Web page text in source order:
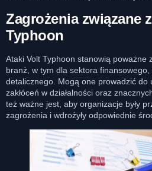
Zagrożenia związane
Typhoon
Ataki Volt Typhoon stanowią poważne
branż, w tym dla sektora
detalicznego. Mogą one prowadzić do
zakłóceń w działalności oraz
też ważne jest, aby organizacje były
zagrożenia i wdrożyły odpowiednie